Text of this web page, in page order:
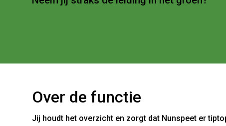
Over de functie
Jij houdt het overzicht en zorgt dat Nunspeet er